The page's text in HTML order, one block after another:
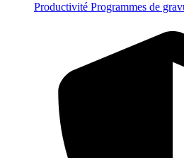
Productivité Programmes de